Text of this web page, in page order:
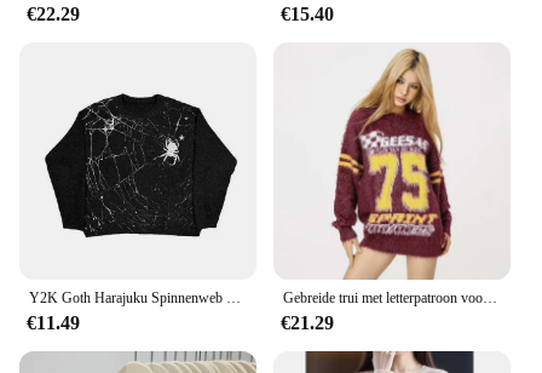
€22.29 €15.40
Y2K Goth Harajuku Spinnenweb Print Patroon Lange Mouwen Gebreide Mannen Trui Herfst Winter Streetwear Casual Grunge Vrouwen Trui
€11.49
Gebreide trui met letterpatroon voor mannen en vrouwen Losse casual paren Faux warme en zachte trui Top oversized trui dames
€21.29